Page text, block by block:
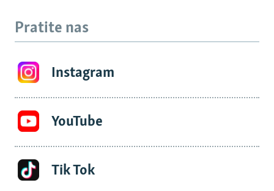
Pratite nas
Instagram
YouTube
Tik Tok